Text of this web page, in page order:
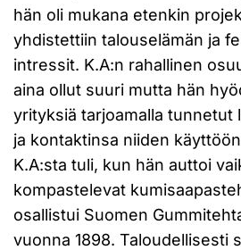
hän oli mukana etenkin
yhdistettiin talouselämän ja
intressit. K.A:n rahallinen
aina ollut suuri mutta hän
yrityksiä tarjoamalla tunnetut
ja kontaktinsa niiden
K.A:sta tuli, kun hän auttoi
kompastelevat
osallistui Suomen
vuonna 1898. Taloudellisesti